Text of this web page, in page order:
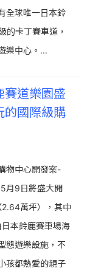
全球唯一日本鈴
的卡丁賽車道，
樂中心。...
賽道樂園盛
的國際級購
物中心開發案-
月9日將盛大開
萬坪），其中
本鈴鹿賽車場海
態遊樂設施，不
孩都熱愛的親子